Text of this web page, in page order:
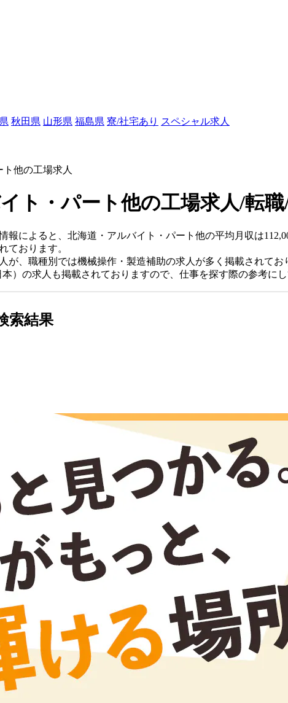
秋田県 山形県 福島県 寮/社宅あり スペシャル求人
他の工場求人
ト・パート他の工場求人/転
報によると、北海道・アルバイト・パート他の平均月収は
ております。
が、職種別では機械操作・製造補助の求人が多く掲載されてお
）の求人も掲載されておりますので、仕事を探す際の参考にし
索結果